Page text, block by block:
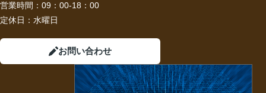
営業時間： 09：00-18：00
定休日： 水曜日
お問い合わせ